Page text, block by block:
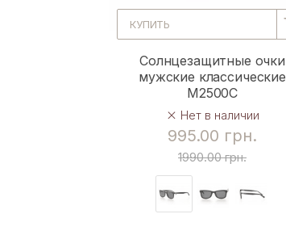
КУПИТЬ
Солнцезащитные очки
мужские классические
M2500C
Нет в наличии
995.00 грн.
1990.00 грн.